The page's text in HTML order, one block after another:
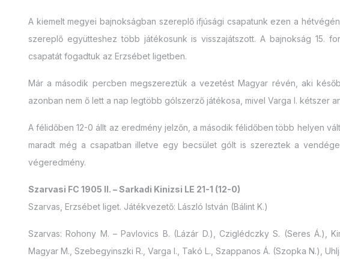
A kiemelt megyei bajnokságban szereplő ifjúsági csapatunk ezen a
szereplő együtteshez több játékosunk is visszajátszott. A bajnokság 15.
csapatát fogadtuk az Erzsébet ligetben.
Már a második percben megszereztük a vezetést Magyar révén, aki
azonban nem ő lett a nap legtöbb gólszerző játékosa, mivel Varga I. kétszer
A félidőben 12-0 állt az eredmény jelzőn, a második félidőben több helyen
maradt még a csapatban illetve egy becsület gólt is szereztek a
végeredmény.
Szarvasi FC 1905 II. – Sarkadi Kinizsi LE 21-1 (12-0)
Szarvas, Erzsébet liget. Játékvezető: László István (Bálint K.)
Szarvas: Rohony M. – Pavlovics B. (Lázár D.), Cziglédczky S. (Seres Á.),
Magyar M., Szebegyinszki R., Varga I., Takó L., Szappanos Á. (Szopka N.),